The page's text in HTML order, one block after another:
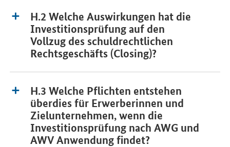
H.2 Welche Auswirkungen hat die
Investitionsprüfung auf den
Vollzug des schuldrechtlichen
Rechtsgeschäfts (Closing)?
H.3 Welche Pflichten entstehen
überdies für Erwerberinnen und
Zielunternehmen, wenn die
Investitionsprüfung nach AWG und
AWV Anwendung findet?